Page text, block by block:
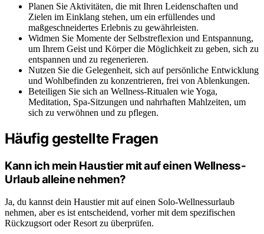
Planen Sie Aktivitäten, die mit Ihren Leidenschaften und
Zielen im Einklang stehen, um ein erfüllendes und
maßgeschneidertes Erlebnis zu gewährleisten.
Widmen Sie Momente der Selbstreflexion und Entspannung,
um Ihrem Geist und Körper die Möglichkeit zu geben, sich zu
entspannen und zu regenerieren.
Nutzen Sie die Gelegenheit, sich auf persönliche Entwicklung
und Wohlbefinden zu konzentrieren, frei von Ablenkungen.
Beteiligen Sie sich an Wellness-Ritualen wie Yoga,
Meditation, Spa-Sitzungen und nahrhaften Mahlzeiten, um
sich zu verwöhnen und zu pflegen.
Häufig gestellte Fragen
Kann ich mein Haustier mit auf einen Wellness-
Urlaub alleine nehmen?
Ja, du kannst dein Haustier mit auf einen Solo-Wellnessurlaub
nehmen, aber es ist entscheidend, vorher mit dem spezifischen
Rückzugsort oder Resort zu überprüfen.